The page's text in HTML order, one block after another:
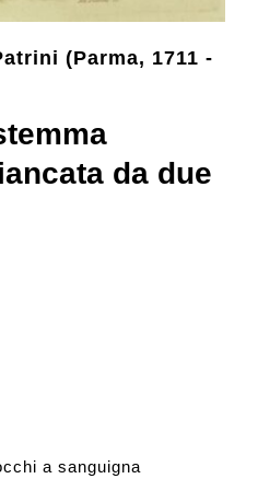
(Parma, 1711 -
da due
a sanguigna